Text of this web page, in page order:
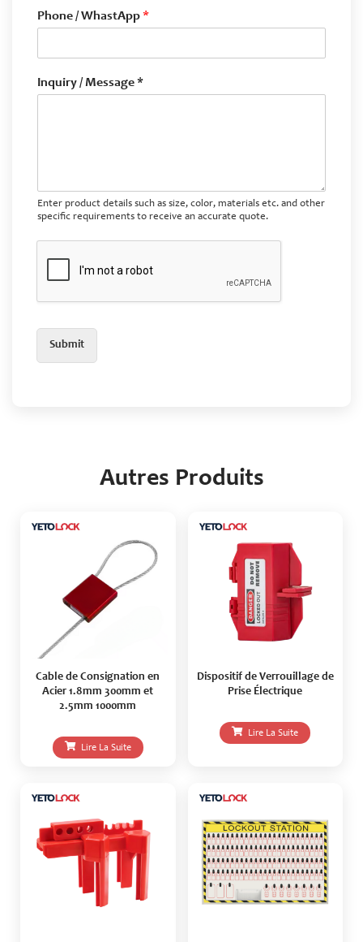
Phone / WhastApp*
Inquiry / Message *
Enter product details such as size, color, materials etc. and other
specific requirements to receive an accurate quote.
Submit
Autres Produits
Cable de Consignation en
Acier 1.8mm 300mm et
2.5mm 1000mm
Lire La Suite
Dispositif de Verrouillage de
Prise Électrique
Lire La Suite